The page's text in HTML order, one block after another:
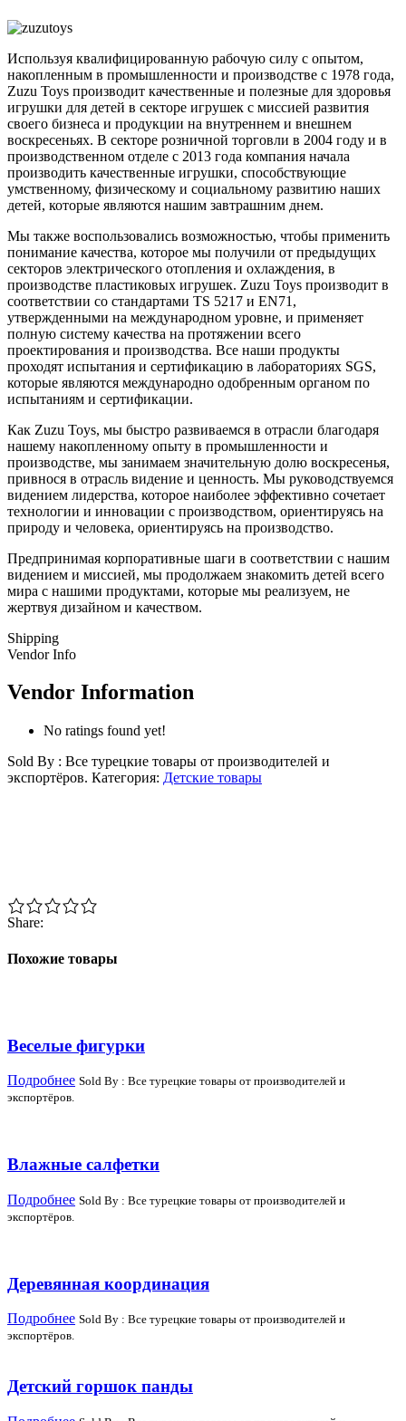
Используя квалифицированную рабочую силу с опытом,
накопленным в промышленности и производстве с 1978 года,
Zuzu Toys производит качественные и полезные для здоровья
игрушки для детей в секторе игрушек с миссией развития
своего бизнеса и продукции на внутреннем и внешнем
воскресеньях. В секторе розничной торговли в 2004 году и в
производственном отделе с 2013 года компания начала
производить качественные игрушки, способствующие
умственному, физическому и социальному развитию наших
детей, которые являются нашим завтрашним днем.
Мы также воспользовались возможностью, чтобы применить
понимание качества, которое мы получили от предыдущих
секторов электрического отопления и охлаждения, в
производстве пластиковых игрушек. Zuzu Toys производит в
соответствии со стандартами TS 5217 и EN71,
утвержденными на международном уровне, и применяет
полную систему качества на протяжении всего
проектирования и производства. Все наши продукты
проходят испытания и сертификацию в лабораториях SGS,
которые являются международно одобренным органом по
испытаниям и сертификации.
Как Zuzu Toys, мы быстро развиваемся в отрасли благодаря
нашему накопленному опыту в промышленности и
производстве, мы занимаем значительную долю воскресенья,
привнося в отрасль видение и ценность. Мы руководствуемся
видением лидерства, которое наиболее эффективно сочетает
технологии и инновации с производством, ориентируясь на
природу и человека, ориентируясь на производство.
Предпринимая корпоративные шаги в соответствии с нашим
видением и миссией, мы продолжаем знакомить детей всего
мира с нашими продуктами, которые мы реализуем, не
жертвуя дизайном и качеством.
Shipping
Vendor Info
Vendor Information
No ratings found yet!
Sold By : Все турецкие товары от производителей и
экспортёров. Категория: Детские товары
Share:
Похожие товары
Веселые фигурки
Подробнее Sold By : Все турецкие товары от производителей и
экспортёров.
Влажные салфетки
Подробнее Sold By : Все турецкие товары от производителей и
экспортёров.
Деревянная координация
Подробнее Sold By : Все турецкие товары от производителей и
экспортёров.
Детский горшок панды